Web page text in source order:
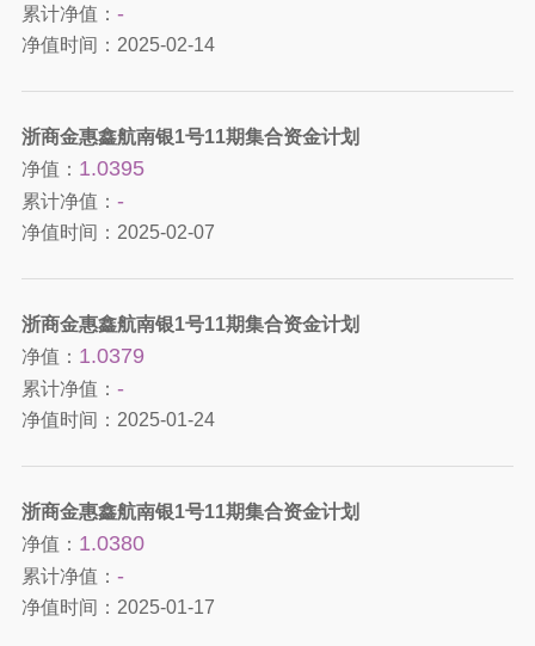
累计净值： -
净值时间： 2025-02-14
浙商金惠鑫航南银1号11期集合资金计划
净值： 1.0395
累计净值： -
净值时间： 2025-02-07
浙商金惠鑫航南银1号11期集合资金计划
净值： 1.0379
累计净值： -
净值时间： 2025-01-24
浙商金惠鑫航南银1号11期集合资金计划
净值： 1.0380
累计净值： -
净值时间： 2025-01-17